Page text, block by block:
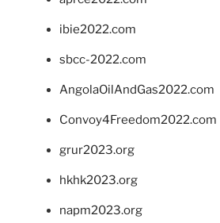
ibie2022.com
sbcc-2022.com
AngolaOilAndGas2022.com
Convoy4Freedom2022.com
grur2023.org
hkhk2023.org
napm2023.org